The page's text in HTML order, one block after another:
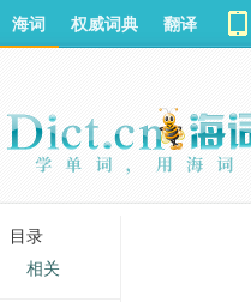
海词 权威词典 翻译
目录
相关